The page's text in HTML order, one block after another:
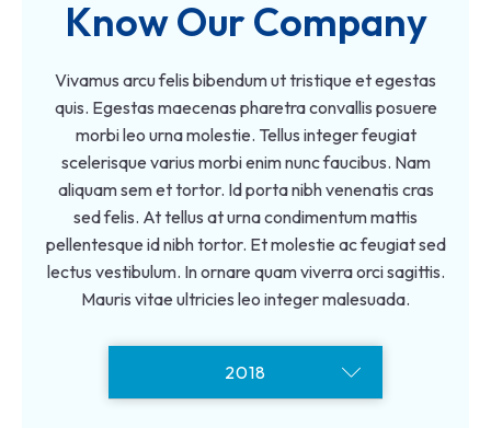
Know Our Company
Vivamus arcu felis bibendum ut tristique et egestas
quis. Egestas maecenas pharetra convallis posuere
morbi leo urna molestie. Tellus integer feugiat
scelerisque varius morbi enim nunc faucibus. Nam
aliquam sem et tortor. Id porta nibh venenatis cras
sed felis. At tellus at urna condimentum mattis
pellentesque id nibh tortor. Et molestie ac feugiat sed
lectus vestibulum. In ornare quam viverra orci sagittis.
Mauris vitae ultricies leo integer malesuada.
2018
2019
2020
2021
2022